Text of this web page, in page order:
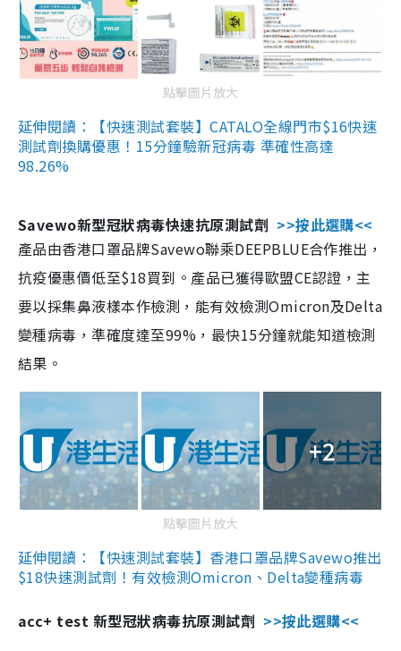
點擊圖片放大
延伸閱讀：【快速測試套裝】CATALO全線門市$16快速
測試劑換購優惠！15分鐘驗新冠病毒 準確性高達
98.26%
Savewo新型冠狀病毒快速抗原測試劑 >>按此選購<<
產品由香港口罩品牌Savewo聯乘DEEPBLUE合作推出，
抗疫優惠價低至$18買到。產品已獲得歐盟CE認證，主
要以採集鼻液樣本作檢測，能有效檢測Omicron及Delta
變種病毒，準確度達至99%，最快15分鐘就能知道檢測
結果。
+2
點擊圖片放大
延伸閱讀：【快速測試套裝】香港口罩品牌Savewo推出
$18快速測試劑！有效檢測Omicron、Delta變種病毒
acc+ test 新型冠狀病毒抗原測試劑 >>按此選購<<